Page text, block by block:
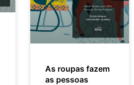
As roupas fazem
as pessoas